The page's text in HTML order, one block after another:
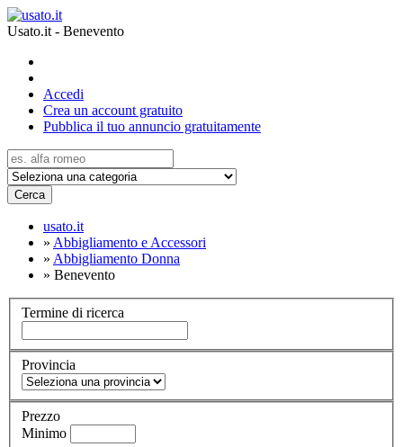
Usato.it - Benevento
Accedi
Crea un account gratuito
Pubblica il tuo annuncio gratuitamente
Cerca
usato.it
» Abbigliamento e Accessori
» Abbigliamento Donna
» Benevento
Termine di ricerca
Provincia
Prezzo
Minimo